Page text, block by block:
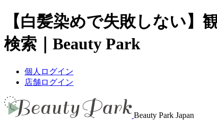
【白髪染めで失敗しない
検索｜Beauty Park
個人ログイン
店舗ログイン
Beauty Park Japan